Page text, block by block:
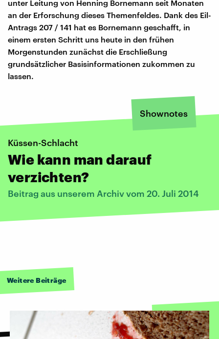
unter Leitung von Henning Bornemann seit Monaten
an der Erforschung dieses Themenfeldes. Dank des Eil-
Antrags 207 / 141 hat es Bornemann geschafft, in
einem ersten Schritt uns heute in den frühen
Morgenstunden zunächst die Erschließung
grundsätzlicher Basisinformationen zukommen zu
lassen.
Shownotes
Küssen-Schlacht
Wie kann man darauf
verzichten?
Beitrag aus unserem Archiv vom 20. Juli 2014
Weitere Beiträge